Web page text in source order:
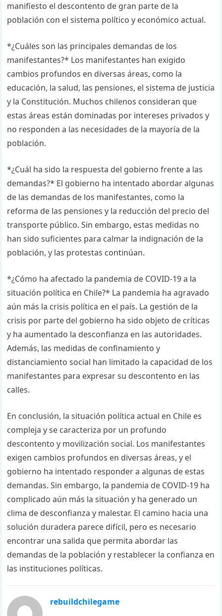
manifiesto el descontento de gran parte de la
población con el sistema político y económico actual.
*¿Cuáles son las principales demandas de los
manifestantes?* Los manifestantes han exigido
cambios profundos en diversas áreas, como la
educación, la salud, las pensiones, el sistema de justicia
y la Constitución. Muchos chilenos consideran que
estas áreas están dominadas por intereses privados y
no responden a las necesidades de la mayoría de la
población.
*¿Cuál ha sido la respuesta del gobierno frente a las
demandas?* El gobierno ha intentado abordar algunas
de las demandas de los manifestantes, como la
reforma de las pensiones y la reducción del precio del
transporte público. Sin embargo, estas medidas no
han sido suficientes para calmar la indignación de la
población, y las protestas continúan.
*¿Cómo ha afectado la pandemia de COVID-19 a la
situación política en Chile?* La pandemia ha agravado
aún más la crisis política en el país. La gestión de la
crisis por parte del gobierno ha sido objeto de críticas
y ha aumentado la desconfianza en las autoridades.
Además, las medidas de confinamiento y
distanciamiento social han limitado la capacidad de los
manifestantes para expresar su descontento en las
calles.
En conclusión, la situación política actual en Chile es
compleja y se caracteriza por un profundo
descontento y movilización social. Los manifestantes
exigen cambios profundos en diversas áreas, y el
gobierno ha intentado responder a algunas de estas
demandas. Sin embargo, la pandemia de COVID-19 ha
complicado aún más la situación y ha generado un
clima de desconfianza y malestar. El camino hacia una
solución duradera parece difícil, pero es necesario
encontrar una salida que permita abordar las
demandas de la población y restablecer la confianza en
las instituciones políticas.
rebuildchilegame